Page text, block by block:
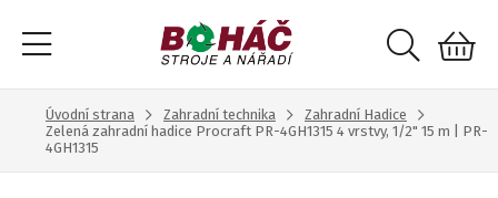
Úvodní strana Zahradní technika
Zahradní Hadice
Zelená zahradní hadice Procraft PR-4GH1315 4 vrstvy, 1/2" 15 m | PR-
4GH1315